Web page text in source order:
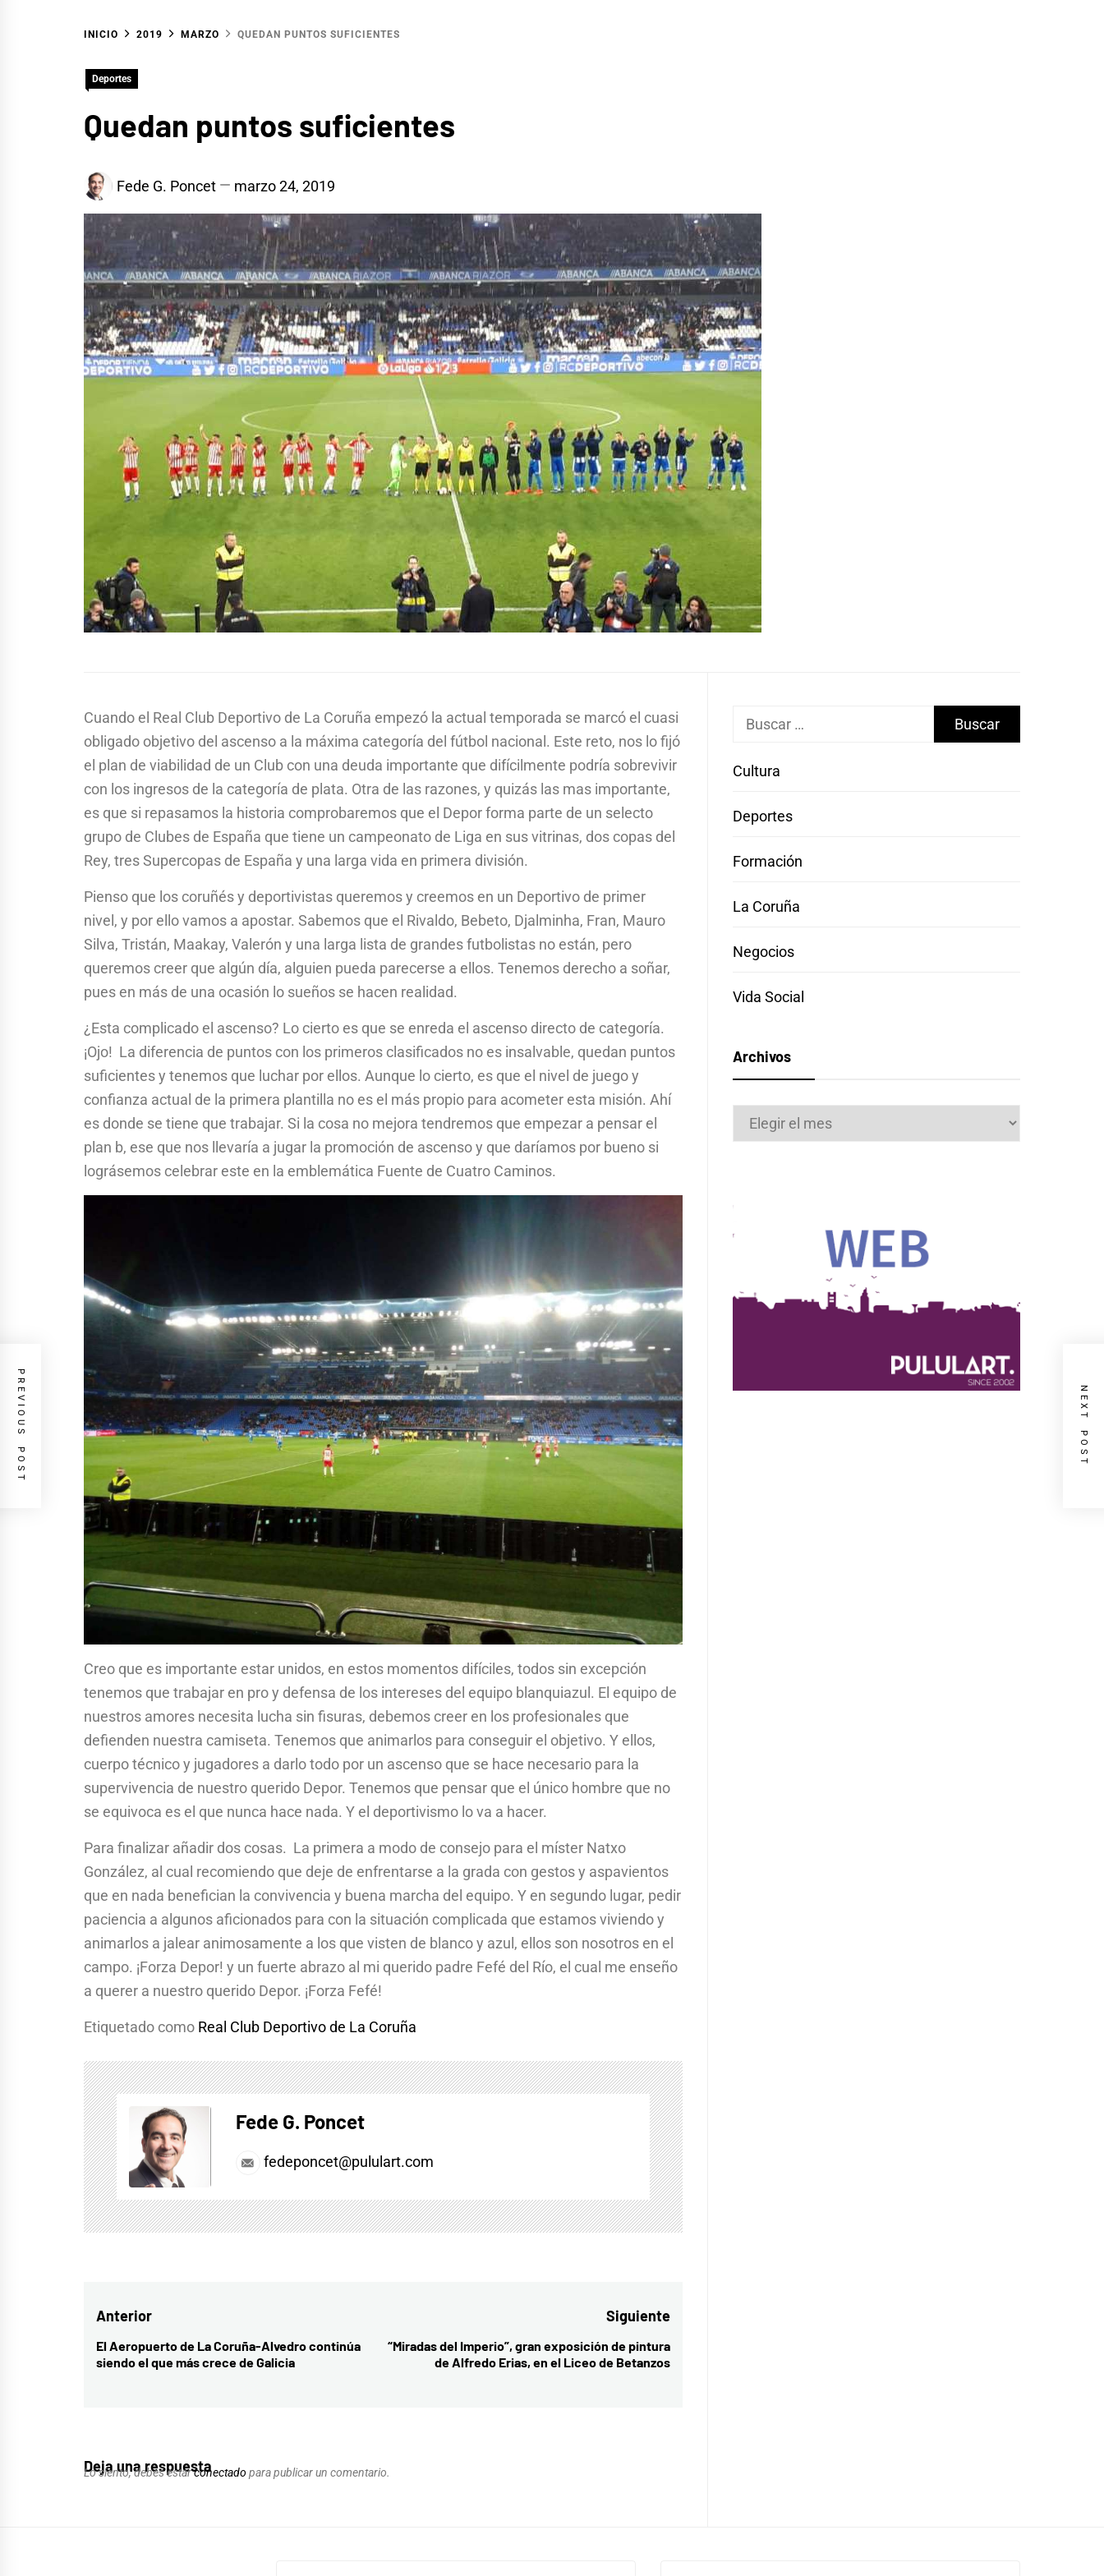
INICIO 2019 MARZO QUEDAN PUNTOS SUFICIENTES
Deportes
Quedan puntos suficientes
Fede G. Poncet marzo 24, 2019
Cuando el Real Club Deportivo de La Coruña empezó la actual temporada se marcó el cuasi
obligado objetivo del ascenso a la máxima categoría del fútbol nacional. Este reto, nos lo fijó
el plan de viabilidad de un Club con una deuda importante que difícilmente podría sobrevivir
con los ingresos de la categoría de plata. Otra de las razones, y quizás las mas importante,
es que si repasamos la historia comprobaremos que el Depor forma parte de un selecto
grupo de Clubes de España que tiene un campeonato de Liga en sus vitrinas, dos copas del
Rey, tres Supercopas de España y una larga vida en primera división.
Pienso que los coruñés y deportivistas queremos y creemos en un Deportivo de primer
nivel, y por ello vamos a apostar. Sabemos que el Rivaldo, Bebeto, Djalminha, Fran, Mauro
Silva, Tristán, Maakay, Valerón y una larga lista de grandes futbolistas no están, pero
queremos creer que algún día, alguien pueda parecerse a ellos. Tenemos derecho a soñar,
pues en más de una ocasión lo sueños se hacen realidad.
¿Esta complicado el ascenso? Lo cierto es que se enreda el ascenso directo de categoría.
¡Ojo! La diferencia de puntos con los primeros clasificados no es insalvable, quedan puntos
suficientes y tenemos que luchar por ellos. Aunque lo cierto, es que el nivel de juego y
confianza actual de la primera plantilla no es el más propio para acometer esta misión. Ahí
es donde se tiene que trabajar. Si la cosa no mejora tendremos que empezar a pensar el
plan b, ese que nos llevaría a jugar la promoción de ascenso y que daríamos por bueno si
lográsemos celebrar este en la emblemática Fuente de Cuatro Caminos.
Creo que es importante estar unidos, en estos momentos difíciles, todos sin excepción
tenemos que trabajar en pro y defensa de los intereses del equipo blanquiazul. El equipo de
nuestros amores necesita lucha sin fisuras, debemos creer en los profesionales que
defienden nuestra camiseta. Tenemos que animarlos para conseguir el objetivo. Y ellos,
cuerpo técnico y jugadores a darlo todo por un ascenso que se hace necesario para la
supervivencia de nuestro querido Depor. Tenemos que pensar que el único hombre que no
se equivoca es el que nunca hace nada. Y el deportivismo lo va a hacer.
Para finalizar añadir dos cosas. La primera a modo de consejo para el míster Natxo
González, al cual recomiendo que deje de enfrentarse a la grada con gestos y aspavientos
que en nada benefician la convivencia y buena marcha del equipo. Y en segundo lugar, pedir
paciencia a algunos aficionados para con la situación complicada que estamos viviendo y
animarlos a jalear animosamente a los que visten de blanco y azul, ellos son nosotros en el
campo. ¡Forza Depor! y un fuerte abrazo al mi querido padre Fefé del Río, el cual me enseño
a querer a nuestro querido Depor. ¡Forza Fefé!
Etiquetado como Real Club Deportivo de La Coruña
Fede G. Poncet
fedeponcet@pululart.com
Navegación
de
entradas
Anterior
Entrada
anterior:
El Aeropuerto de La Coruña-Alvedro continúa
siendo el que más crece de Galicia
Siguiente
Entrada
siguiente:
“Miradas del Imperio”, gran exposición de pintura
de Alfredo Erias, en el Liceo de Betanzos
PREVIOUS POST NEXT POST
Deja una respuesta
Lo siento, debes estarconectado para publicar un comentario.
Buscar:
Cultura
Deportes
Formación
La Coruña
Negocios
Vida Social
Archivos
Archivos